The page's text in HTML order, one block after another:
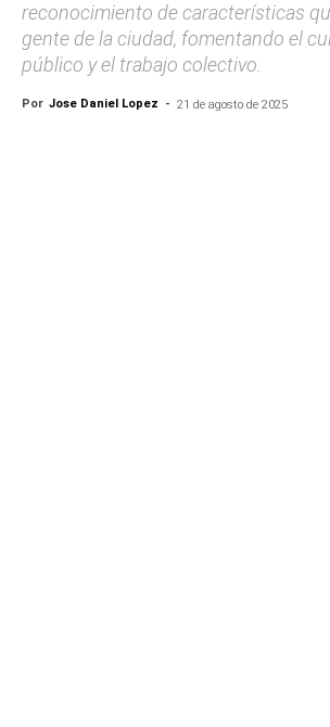
reconocimiento de características
gente de la ciudad, fomentando el
público y el trabajo colectivo.
Por Jose Daniel Lopez - 21 de agosto de 2025